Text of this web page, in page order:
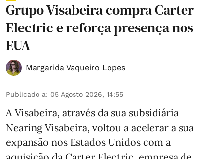
Grupo Visabeira compra Carter
Electric e reforça presença nos
EUA
Margarida Vaqueiro Lopes
Publicado a: 05 Agosto 2026, 14:55
A Visabeira, através da sua subsidiária
Nearing Visabeira, voltou a acelerar a sua
expansão nos Estados Unidos com a